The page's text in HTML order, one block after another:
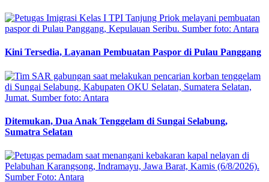
Kini Tersedia, Layanan Pembuatan Paspor di Pulau Panggang
Ditemukan, Dua Anak Tenggelam di Sungai Selabung,
Sumatra Selatan